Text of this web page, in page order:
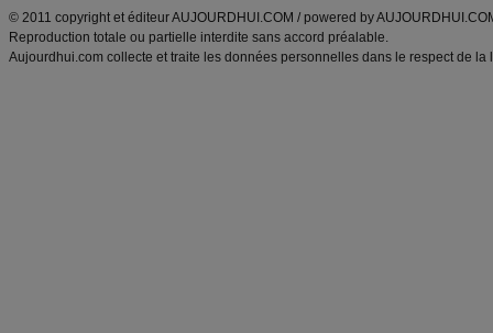
© 2011 copyright et éditeur AUJOURDHUI.COM / powered by
Reproduction totale ou partielle interdite sans accord préalable.
Aujourdhui.com collecte et traite les données personnelles dans le respect de